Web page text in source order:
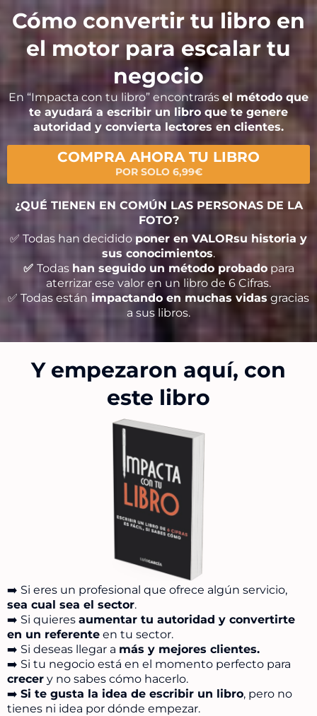
Cómo convertir tu libro en
el motor para escalar tu
negocio
En “Impacta con tu libro” encontrarás el método que
te ayudará a escribir un libro que te genere
autoridad y convierta lectores en clientes.
COMPRA AHORA TU LIBRO
POR SOLO 6,99€
¿QUÉ TIENEN EN COMÚN LAS PERSONAS DE LA
FOTO?
✅ Todas han decidido poner en VALORsu historia y
sus conocimientos.
✅ Todas han seguido un método probadopara
aterrizar ese valor en un libro de 6 Cifras.
✅ Todas están impactando en muchas vidas gracias
a sus libros.
Y empezaron aquí, con
este libro
➡️ Si eres un profesional que ofrece algún servicio,
sea cual sea el sector.
➡️ Si quieres aumentar tu autoridad y convertirte
en un referente en tu sector.
➡️ Si deseas llegar a más y mejores clientes.
➡️ Si tu negocio está en el momento perfecto para
crecer y no sabes cómo hacerlo.
➡️ Si te gusta la idea de escribir un libro, pero no
tienes ni idea por dónde empezar.